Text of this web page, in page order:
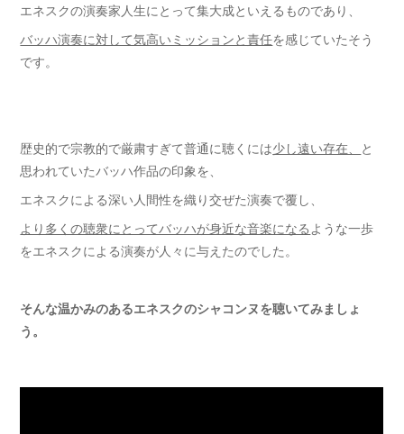
エネスクの演奏家人生にとって集大成といえるものであり、
バッハ演奏に対して気高いミッションと責任を感じていたそう
です。
歴史的で宗教的で厳粛すぎて普通に聴くには少し遠い存在、 と
思われていたバッハ作品の印象を、
エネスクによる深い人間性を織り交ぜた演奏で覆し、
より多くの聴衆にとってバッハが身近な音楽になる ような一歩
をエネスクによる演奏が人々に与えたのでした。
そんな温かみのあるエネスクのシャコンヌを聴いてみましょ
う。